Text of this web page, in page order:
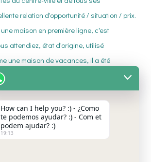
How can I help you? :) - ¿Como
te podemos ayudar? :) - Com et
podem ajudar? :)
19:13